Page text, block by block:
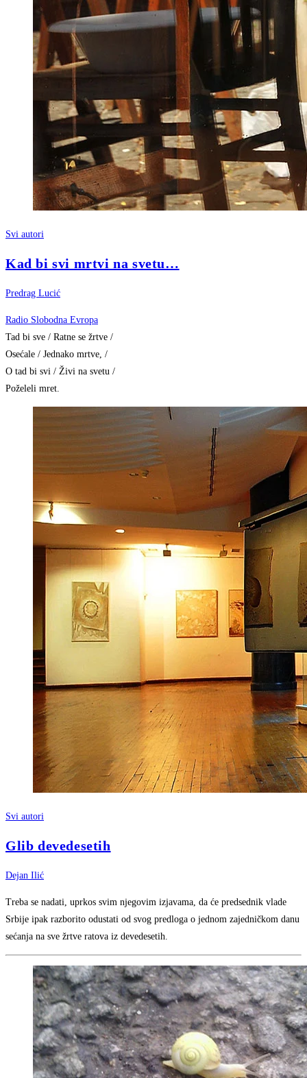
Svi autori
Kad bi svi mrtvi na svetu…
Predrag Lucić
Radio Slobodna Evropa
Tad bi sve / Ratne se žrtve /
Osećale / Jednako mrtve, /
O tad bi svi / Živi na svetu /
Poželeli mret.
Svi autori
Glib devedesetih
Dejan Ilić
Treba se nadati, uprkos svim njegovim izjavama, da će predsednik vlade
Srbije ipak razborito odustati od svog predloga o jednom zajedničkom danu
sećanja na sve žrtve ratova iz devedesetih.